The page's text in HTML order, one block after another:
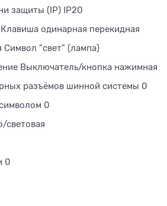
защиты (IP) IP20
одинарная перекидная
"свет" (лампа)
Выключатель/кнопка нажимная
разъёмов шинной системы 0
0
световая
0